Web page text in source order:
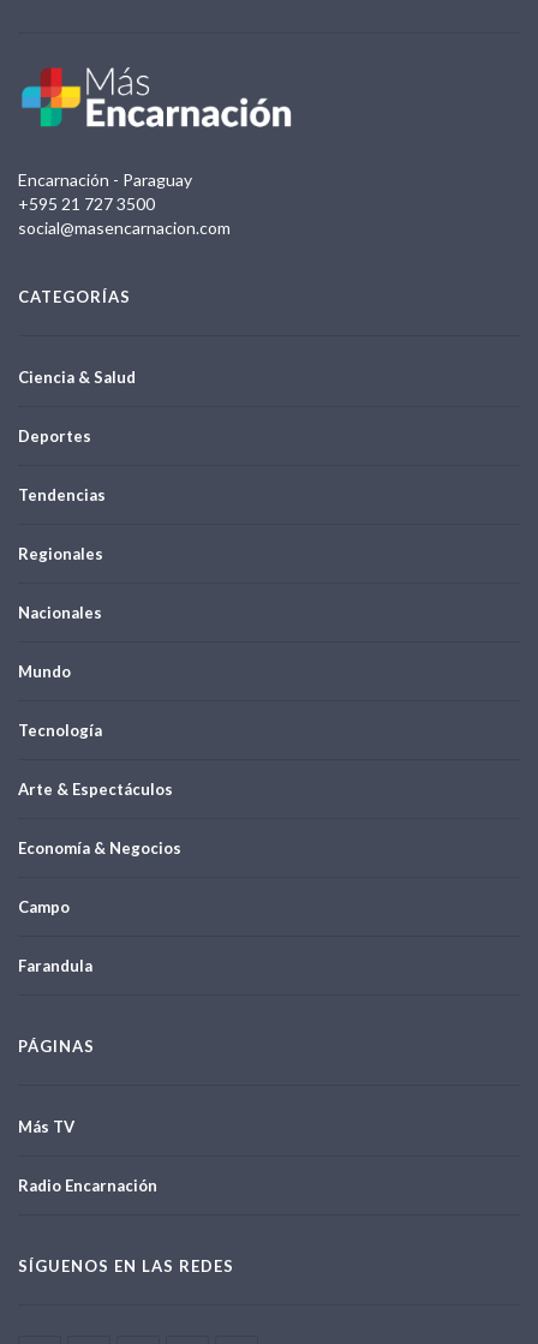
Encarnación - Paraguay
+595 21 727 3500
social@masencarnacion.com
CATEGORÍAS
Ciencia & Salud
Deportes
Tendencias
Regionales
Nacionales
Mundo
Tecnología
Arte & Espectáculos
Economía & Negocios
Campo
Farandula
PÁGINAS
Más TV
Radio Encarnación
SÍGUENOS EN LAS REDES